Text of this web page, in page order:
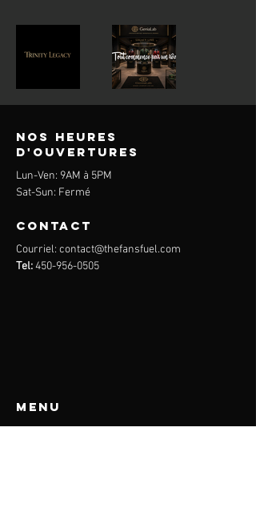
Nos heures
d'ouvertures
Lun-Ven: 9AM à 5PM
Sat-Sun: Fermé
Contact
Courriel: contact@thefansfuel.com
Tel:450-956-0505
Menu